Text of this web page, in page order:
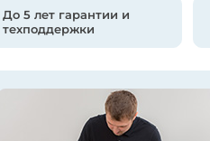
До 5 лет гарантии и
техподдержки